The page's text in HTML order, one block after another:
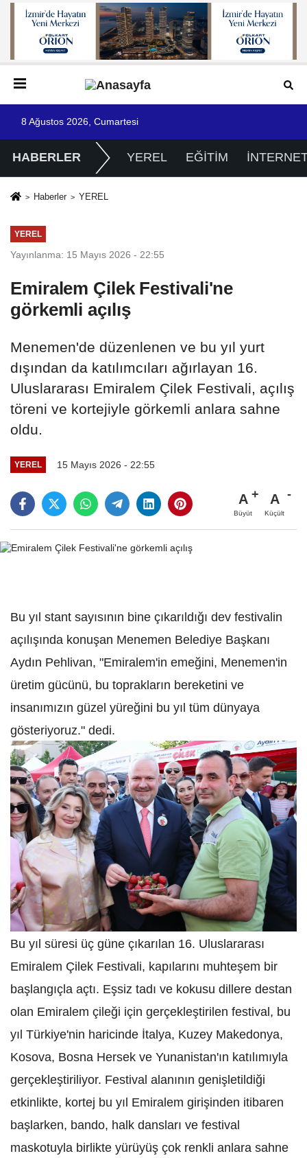
8 Ağustos 2026, Cumartesi
HABERLER YEREL EĞİTİM
Haberler YEREL
YEREL
Yayınlanma: 15 Mayıs 2026 - 22:55
Emiralem Çilek Festivali'ne
görkemli açılış
Menemen'de düzenlenen ve bu yıl yurt
dışından da katılımcıları ağırlayan 16.
Uluslararası Emiralem Çilek Festivali, açılış
töreni ve kortejiyle görkemli anlara sahne
oldu.
YEREL 15 Mayıs 2026 - 22:55
A
Büyüt
A
Küçült
Bu yıl stant sayısının bine çıkarıldığı dev festivalin
açılışında konuşan Menemen Belediye Başkanı
Aydın Pehlivan, "Emiralem'in emeğini, Menemen'in
üretim gücünü, bu toprakların bereketini ve
insanımızın güzel yüreğini bu yıl tüm dünyaya
gösteriyoruz." dedi.
Bu yıl süresi üç güne çıkarılan 16. Uluslararası
Emiralem Çilek Festivali, kapılarını muhteşem bir
başlangıçla açtı. Eşsiz tadı ve kokusu dillere destan
olan Emiralem çileği için gerçekleştirilen festival, bu
yıl Türkiye'nin haricinde İtalya, Kuzey Makedonya,
Kosova, Bosna Hersek ve Yunanistan'ın katılımıyla
gerçekleştiriliyor. Festival alanının genişletildiği
etkinlikte, kortej bu yıl Emiralem girişinden itibaren
başlarken, bando, halk dansları ve festival
maskotuyla birlikte yürüyüş çok renkli anlara sahne